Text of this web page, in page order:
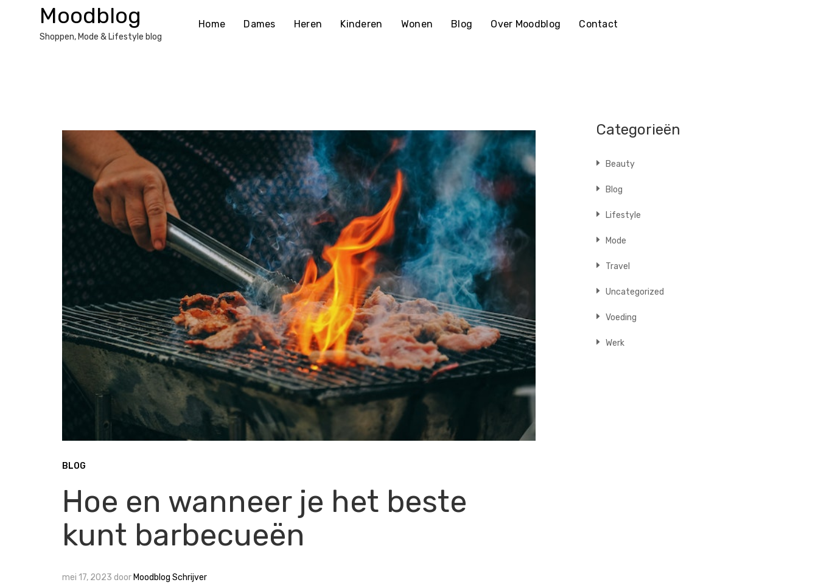
Moodblog
Shoppen, Mode & Lifestyle blog
Home Dames Heren Kinderen Wonen Blog Over Moodblog Contact
BLOG
Hoe en wanneer je het beste
kunt barbecueën
mei 17, 2023 door Moodblog Schrijver
Categorieën
Beauty
Blog
Lifestyle
Mode
Travel
Uncategorized
Voeding
Werk